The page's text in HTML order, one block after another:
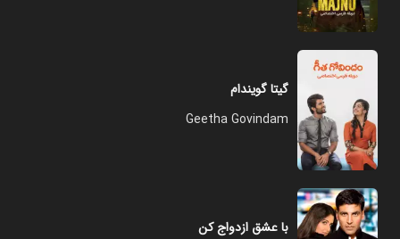
گیتا گویندام
Geetha Govindam
با عشق ازدواج کن